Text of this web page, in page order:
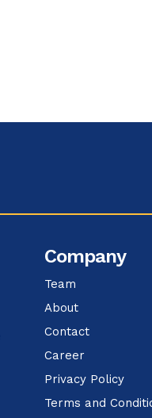
Company
Team
About
Contact
Career
Privacy Policy
Terms and